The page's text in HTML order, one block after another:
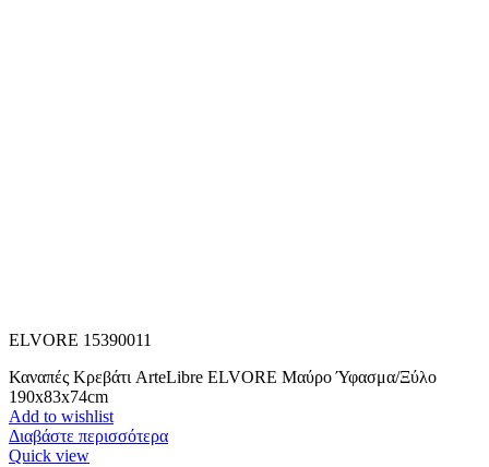
ELVORE 15390011
Καναπές Κρεβάτι ArteLibre ELVORE Μαύρο Ύφασμα/Ξύλο
190x83x74cm
Add to wishlist
Διαβάστε περισσότερα
Quick view